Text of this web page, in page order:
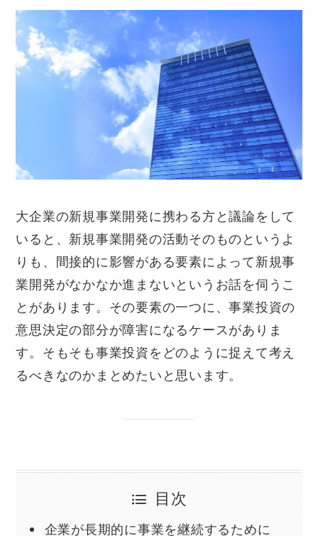
大企業の新規事業開発に携わる方と議論をして
いると、新規事業開発の活動そのものというよ
りも、間接的に影響がある要素によって新規事
業開発がなかなか進まないというお話を伺うこ
とがあります。その要素の一つに、事業投資の
意思決定の部分が障害になるケースがありま
す。そもそも事業投資をどのように捉えて考え
るべきなのかまとめたいと思います。
目次
企業が長期的に事業を継続するために